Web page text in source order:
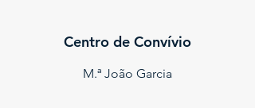
Centro de Convívio
M.ª João Garcia